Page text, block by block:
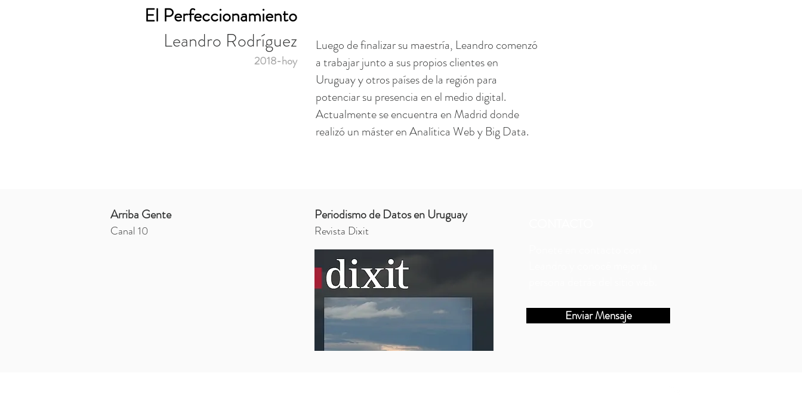
El Perfeccionamiento
Leandro Rodríguez
2018-hoy
Luego de finalizar su maestría, Leandro comenzó
a trabajar junto a sus propios clientes en
Uruguay y otros países de la región para
potenciar su presencia en el medio digital.
Actualmente se encuentra en Madrid donde
realizó un máster en Analítica Web y Big Data.
Arriba Gente
Canal 10
Periodismo de Datos en Uruguay
Revista Dixit
Enviar Mensaje